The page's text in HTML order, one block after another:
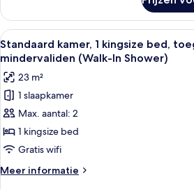
kamer
Alle
foto's
voor
Standaard
kamer,
1
kingsize
bed,
toegankelijk
voor
5
Standaard kamer, 1 kingsize bed,
mindervaliden (Walk-In Shower)
23 m²
1 slaapkamer
Max. aantal: 2
1 kingsize bed
Gratis wifi
Meer informatie
Meer